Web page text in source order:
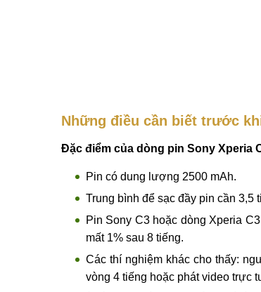
Những điều cần biết trước
Đặc điểm của dòng pin Sony Xperia
Pin có dung lượng 2500 mAh.
Trung bình để sạc đầy pin cần 3,5
Pin Sony C3 hoặc dòng Xperia
mất 1% sau 8 tiếng.
Các thí nghiệm khác cho thấy:
vòng 4 tiếng hoặc phát video trực